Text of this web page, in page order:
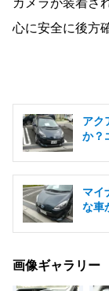
カメラが装着さ
心に安全に後方
アク
か？
マイ
な車
画像ギャラリー